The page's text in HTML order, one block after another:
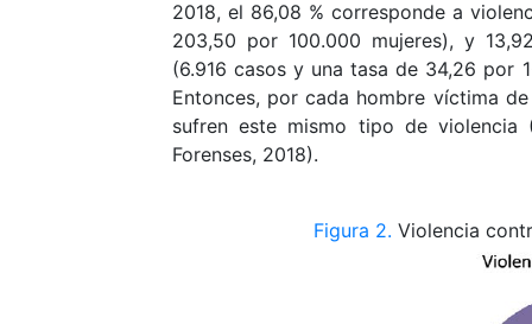
2018, el 86,08 % corresponde a
203,50 por 100.000 mujeres), y
(6.916 casos y una tasa de 34,26 por
Entonces, por cada hombre víctima
sufren este mismo tipo de violencia
Forenses, 2018).
Figura 2. Violencia